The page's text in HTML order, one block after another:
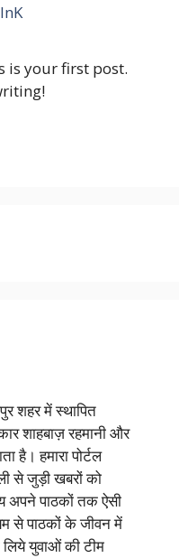
is your first post.
शहर में स्थापित
शाहबाज़ रहमानी और
है। हमारा पोर्टल
से जुड़ी खबरों को
अपने पाठकों तक ऐसी
से पाठकों के जीवन में
युवाओं की टीम